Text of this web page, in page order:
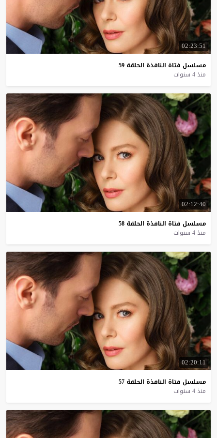
02:23:51
مسلسل فتاة النافذة الحلقة 59
منذ 4 سنوات
02:12:40
مسلسل فتاة النافذة الحلقة 58
منذ 4 سنوات
02:20:11
مسلسل فتاة النافذة الحلقة 57
منذ 4 سنوات